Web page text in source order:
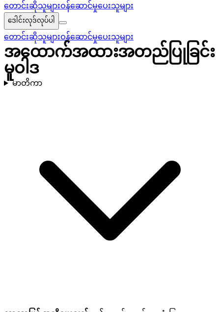
တောင်းဆိုသူများဝန်ဆောင်မှုပေးသူများ
ဒေါင်းလုဒ်လုပ်ပါ
တောင်းဆိုသူများဝန်ဆောင်မှုပေးသူများ
အထောက်အထားအတည်ပြုခြင်း
မူဝါဒ
မာတိကာ